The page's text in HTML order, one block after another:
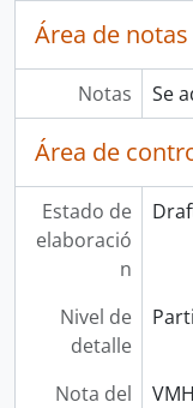
Área de notas
Notas Se
Área de
Estado de
elaboració
n
Nivel de
detalle
Nota del
VMH